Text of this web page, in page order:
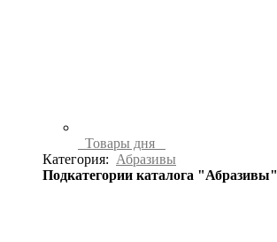
Товары дня
Категория: Абразивы
Подкатегории каталога "Абразивы"